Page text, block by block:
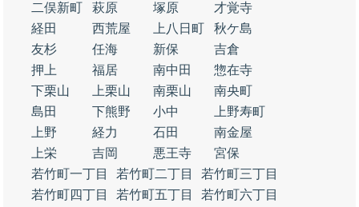
二俣新町
萩原 塚原
才覚寺
経田
西荒屋 上八日町
秋ケ島
友杉
任海 新保
吉倉
押上
福居 南中田
惣在寺
下栗山
上栗山 南栗山
南央町
島田
下熊野 小中
上野寿町
上野
経力 石田
南金屋
上栄
吉岡 悪王寺
宮保
若竹町一丁目
若竹町二丁目
若竹町三丁目
若竹町四丁目
若竹町五丁目 若竹町六丁目